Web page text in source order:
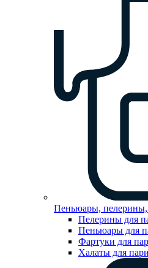
Пеньюары,
Пелерины для
Пеньюары для
Фартуки для
Халаты для